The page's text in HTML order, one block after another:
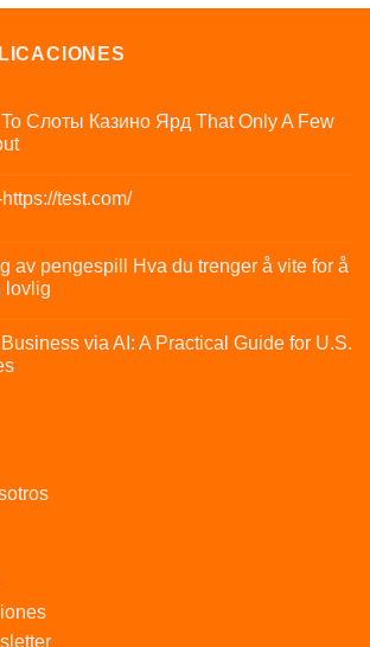
Слоты Казино Ярд That Only A Few
test.com/
av pengespill Hva du trenger å vite for å
lovlig
via AI: A Practical Guide for U.S.